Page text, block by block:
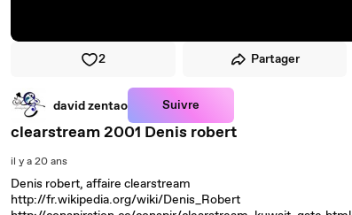
2 Partager
david zentao Suivre
clearstream 2001 Denis robert
il y a 20 ans
Denis robert, affaire clearstream
http://fr.wikipedia.org/wiki/Denis_Robert